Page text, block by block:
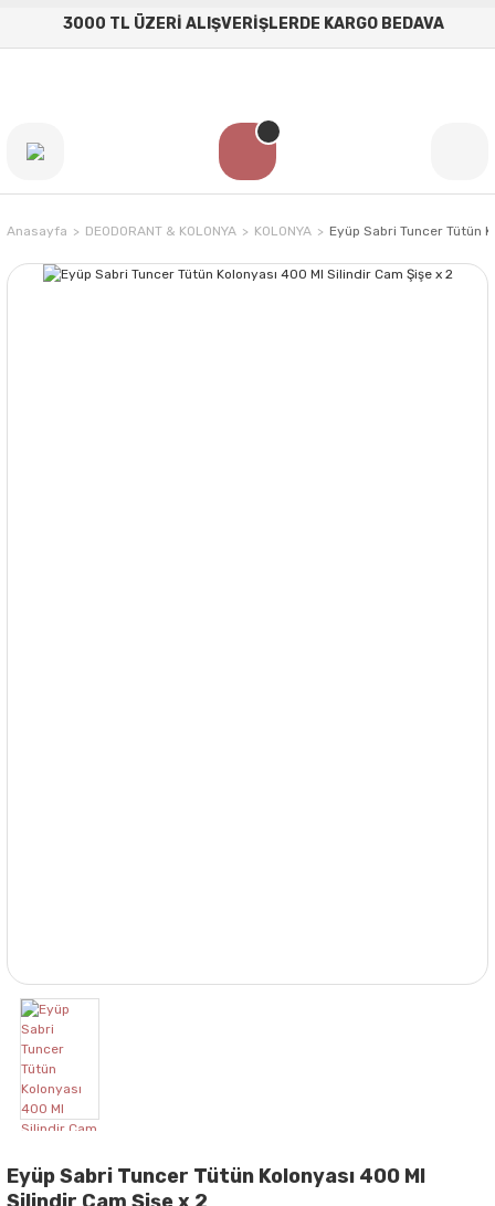
3000 TL ÜZERİ ALIŞVERİŞLERDE KARGO BEDAVA
Anasayfa DEODORANT & KOLONYA KOLONYA Eyüp Sabri Tuncer Tütün
Eyüp Sabri Tuncer Tütün Kolonyası 400 Ml
Silindir Cam Şişe x 2